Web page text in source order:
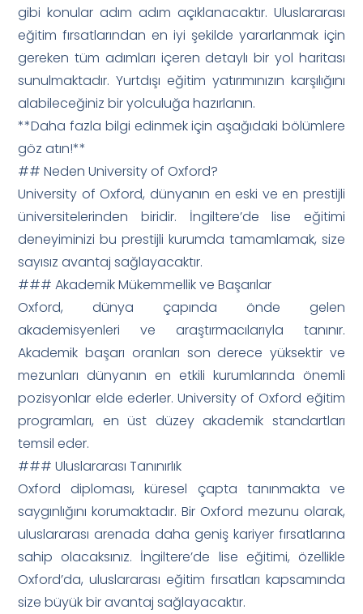
gibi konular adım adım açıklanacaktır. Uluslararası
eğitim fırsatlarından en iyi şekilde yararlanmak için
gereken tüm adımları içeren detaylı bir yol haritası
sunulmaktadır. Yurtdışı eğitim yatırımınızın karşılığını
alabileceğiniz bir yolculuğa hazırlanın.
**Daha fazla bilgi edinmek için aşağıdaki bölümlere
göz atın!**
## Neden University of Oxford?
University of Oxford, dünyanın en eski ve en prestijli
üniversitelerinden biridir. İngiltere’de lise eğitimi
deneyiminizi bu prestijli kurumda tamamlamak, size
sayısız avantaj sağlayacaktır.
### Akademik Mükemmellik ve Başarılar
Oxford, dünya çapında önde gelen
akademisyenleri ve araştırmacılarıyla tanınır.
Akademik başarı oranları son derece yüksektir ve
mezunları dünyanın en etkili kurumlarında önemli
pozisyonlar elde ederler. University of Oxford eğitim
programları, en üst düzey akademik standartları
temsil eder.
### Uluslararası Tanınırlık
Oxford diploması, küresel çapta tanınmakta ve
saygınlığını korumaktadır. Bir Oxford mezunu olarak,
uluslararası arenada daha geniş kariyer fırsatlarına
sahip olacaksınız. İngiltere’de lise eğitimi, özellikle
Oxford’da, uluslararası eğitim fırsatları kapsamında
size büyük bir avantaj sağlayacaktır.